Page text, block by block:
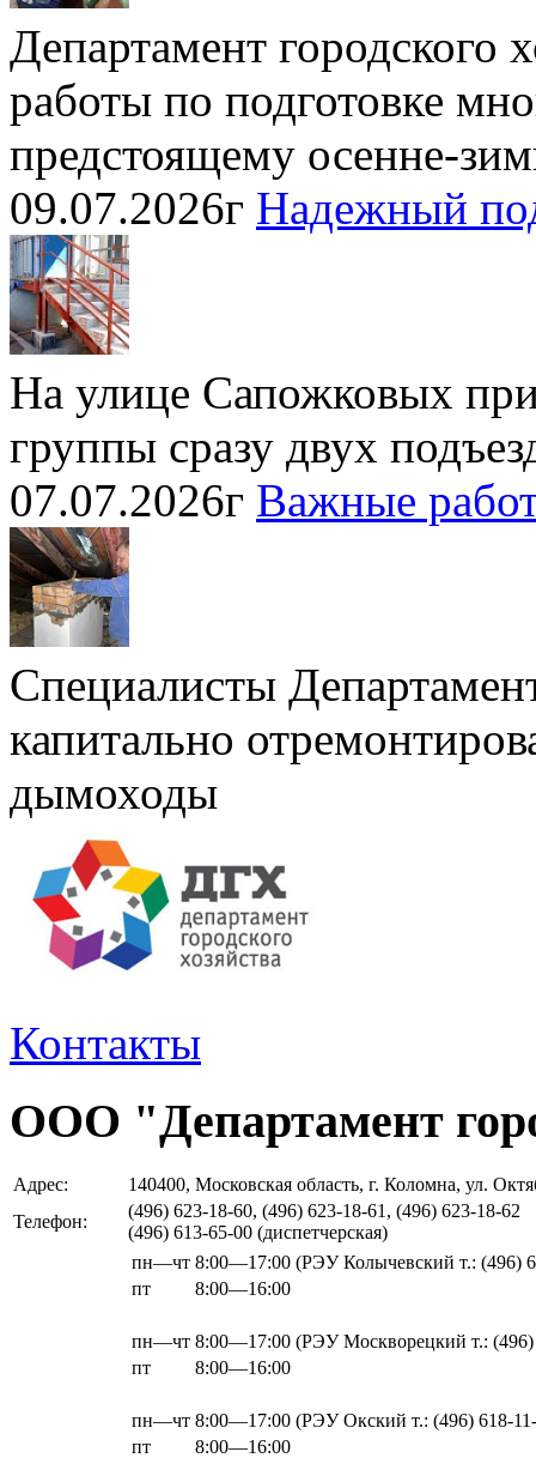
Департамент городского
работы по подготовке
предстоящему осенне-
09.07.2026г Надежный
На улице Сапожковых
группы сразу двух
07.07.2026г Важные
Специалисты
капитально
дымоходы
Контакты
ООО "Департамент
Адрес:
140400, Московская область, г. Коломна, ул.
Телефон:
(496) 623-18-60, (496) 623-18-61, (496) 623-18-62
(496) 613-65-00 (диспетчерская)
пн—чт 8:00—17:00 (РЭУ Колычевский т.: (496)
пт
8:00—16:00
пн—чт 8:00—17:00 (РЭУ Москворецкий т.: (496)
пт
8:00—16:00
пн—чт 8:00—17:00 (РЭУ Окский т.: (496) 618-
пт
8:00—16:00